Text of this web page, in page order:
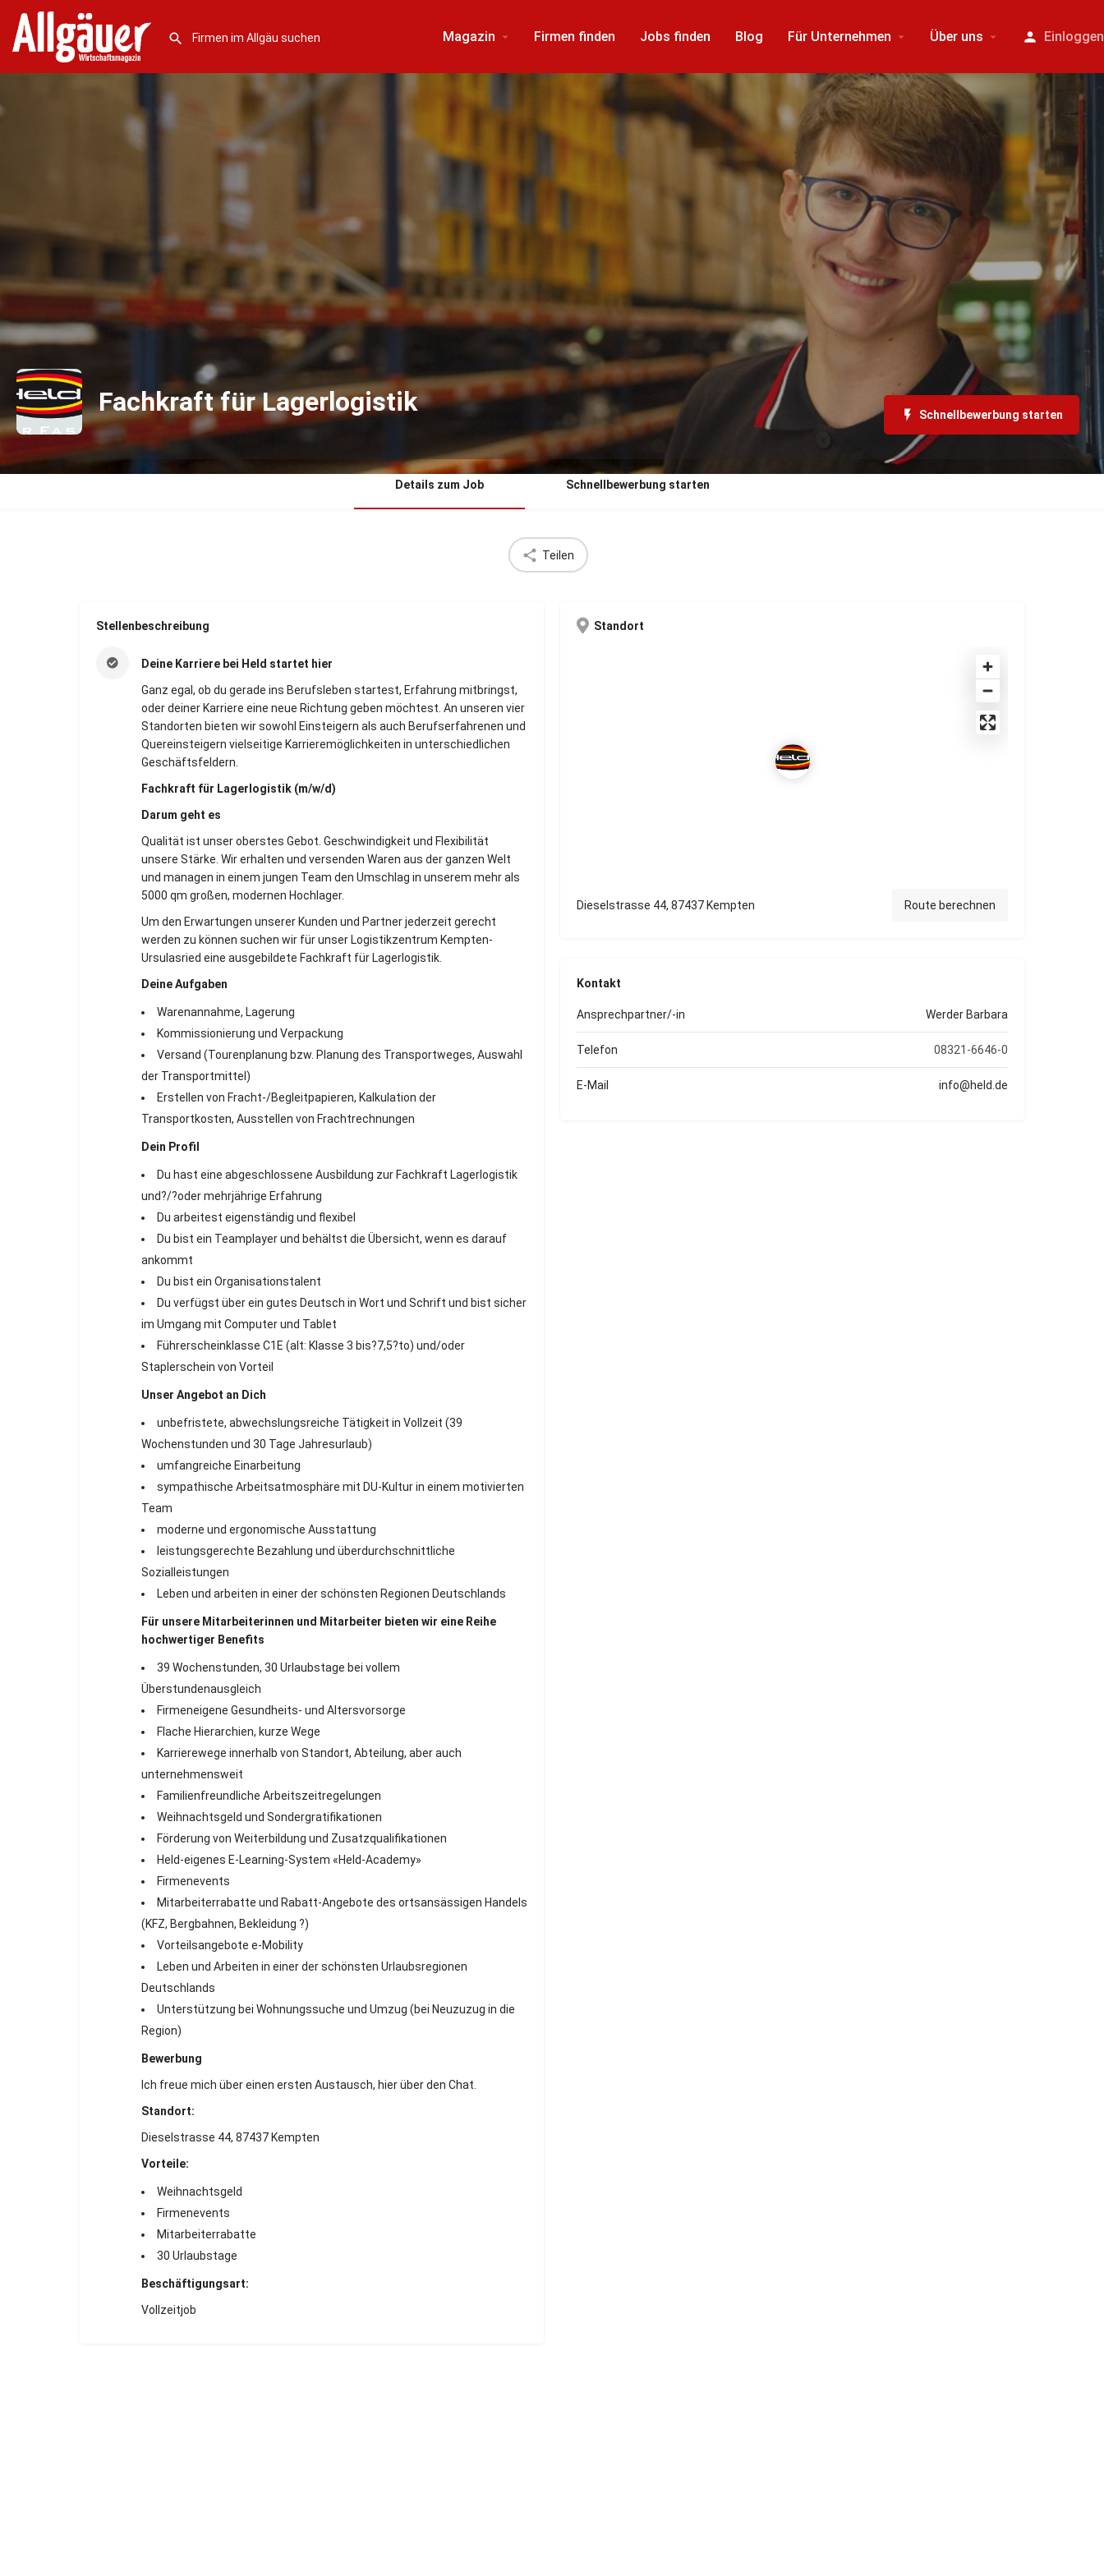
Magazin Firmen finden Jobs finden Blog Für Unternehmen Über uns Einloggen
Fachkraft für Lagerlogistik Schnellbewerbung starten
Details zum Job Schnellbewerbung starten
Teilen
Stellenbeschreibung
Deine Karriere bei Held startet hier
Ganz egal, ob du gerade ins Berufsleben startest, Erfahrung mitbringst,
oder deiner Karriere eine neue Richtung geben möchtest. An unseren vier
Standorten bieten wir sowohl Einsteigern als auch Berufserfahrenen und
Quereinsteigern vielseitige Karrieremöglichkeiten in unterschiedlichen
Geschäftsfeldern.
Fachkraft für Lagerlogistik (m/w/d)
Darum geht es
Qualität ist unser oberstes Gebot. Geschwindigkeit und Flexibilität
unsere Stärke. Wir erhalten und versenden Waren aus der ganzen Welt
und managen in einem jungen Team den Umschlag in unserem mehr als
5000 qm großen, modernen Hochlager.
Um den Erwartungen unserer Kunden und Partner jederzeit gerecht
werden zu können suchen wir für unser Logistikzentrum Kempten-
Ursulasried eine ausgebildete Fachkraft für Lagerlogistik.
Deine Aufgaben
Warenannahme, Lagerung
Kommissionierung und Verpackung
Versand (Tourenplanung bzw. Planung des Transportweges, Auswahl
der Transportmittel)
Erstellen von Fracht-/Begleitpapieren, Kalkulation der
Transportkosten, Ausstellen von Frachtrechnungen
Dein Profil
Du hast eine abgeschlossene Ausbildung zur Fachkraft Lagerlogistik
und?/?oder mehrjährige Erfahrung
Du arbeitest eigenständig und flexibel
Du bist ein Teamplayer und behältst die Übersicht, wenn es darauf
ankommt
Du bist ein Organisationstalent
Du verfügst über ein gutes Deutsch in Wort und Schrift und bist sicher
im Umgang mit Computer und Tablet
Führerscheinklasse C1E (alt: Klasse 3 bis?7,5?to) und/oder
Staplerschein von Vorteil
Unser Angebot an Dich
unbefristete, abwechslungsreiche Tätigkeit in Vollzeit (39
Wochenstunden und 30 Tage Jahresurlaub)
umfangreiche Einarbeitung
sympathische Arbeitsatmosphäre mit DU-Kultur in einem motivierten
Team
moderne und ergonomische Ausstattung
leistungsgerechte Bezahlung und überdurchschnittliche
Sozialleistungen
Leben und arbeiten in einer der schönsten Regionen Deutschlands
Für unsere Mitarbeiterinnen und Mitarbeiter bieten wir eine Reihe
hochwertiger Benefits
39 Wochenstunden, 30 Urlaubstage bei vollem
Überstundenausgleich
Firmeneigene Gesundheits- und Altersvorsorge
Flache Hierarchien, kurze Wege
Karrierewege innerhalb von Standort, Abteilung, aber auch
unternehmensweit
Familienfreundliche Arbeitszeitregelungen
Weihnachtsgeld und Sondergratifikationen
Förderung von Weiterbildung und Zusatzqualifikationen
Held-eigenes E-Learning-System «Held-Academy»
Firmenevents
Mitarbeiterrabatte und Rabatt-Angebote des ortsansässigen Handels
(KFZ, Bergbahnen, Bekleidung ?)
Vorteilsangebote e-Mobility
Leben und Arbeiten in einer der schönsten Urlaubsregionen
Deutschlands
Unterstützung bei Wohnungssuche und Umzug (bei Neuzuzug in die
Region)
Bewerbung
Ich freue mich über einen ersten Austausch, hier über den Chat.
Standort:
Dieselstrasse 44, 87437 Kempten
Vorteile:
Weihnachtsgeld
Firmenevents
Mitarbeiterrabatte
30 Urlaubstage
Beschäftigungsart:
Vollzeitjob
Standort
Dieselstrasse 44, 87437 Kempten Route berechnen
Kontakt
Ansprechpartner/-in Werder Barbara
Telefon 08321-6646-0
E-Mail info@held.de